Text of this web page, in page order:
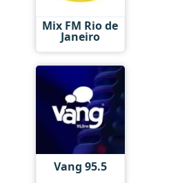
Mix FM Rio de
Janeiro
Vang 95.5